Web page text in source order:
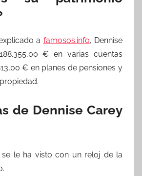
a famosos.info, Dennise
€ en varias cuentas
€ en planes de pensiones y
de Dennise Carey
se le ha visto con un reloj de la